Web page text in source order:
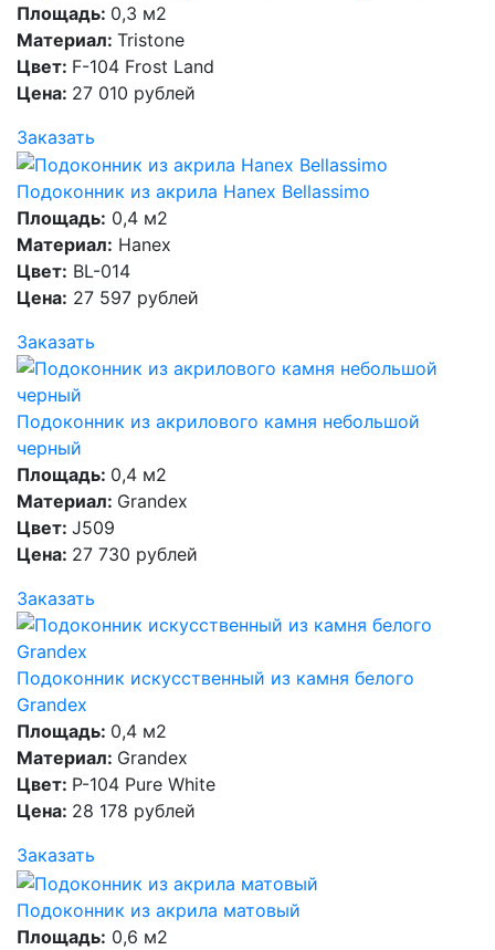
Площадь: 0,3 м2
Материал: Tristone
Цвет: F-104 Frost Land
Цена: 27 010 рублей
Заказать
Подоконник из акрила Hanex Bellassimo
Площадь: 0,4 м2
Материал: Hanex
Цвет: BL-014
Цена: 27 597 рублей
Заказать
Подоконник из акрилового камня небольшой
черный
Площадь: 0,4 м2
Материал: Grandex
Цвет: J509
Цена: 27 730 рублей
Заказать
Подоконник искусственный из камня белого
Grandex
Площадь: 0,4 м2
Материал: Grandex
Цвет: P-104 Pure White
Цена: 28 178 рублей
Заказать
Подоконник из акрила матовый
Площадь: 0,6 м2